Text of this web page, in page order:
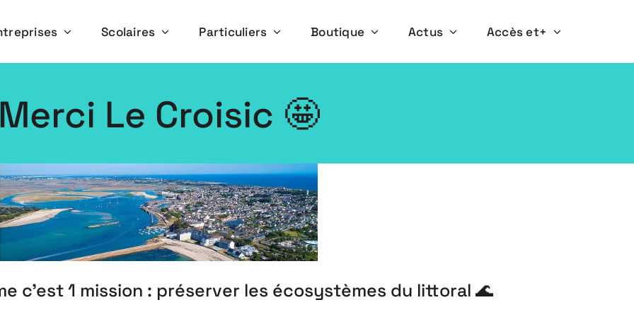
Scolaires Particuliers Boutique Actus Accès et+
Merci Le Croisic 🤩
c’est 1 mission : préserver les écosystèmes du littoral 🌊